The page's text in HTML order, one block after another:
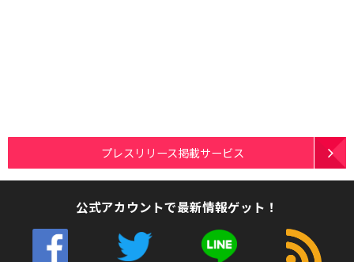
プレスリリース掲載サービス
公式アカウントで最新情報ゲット！